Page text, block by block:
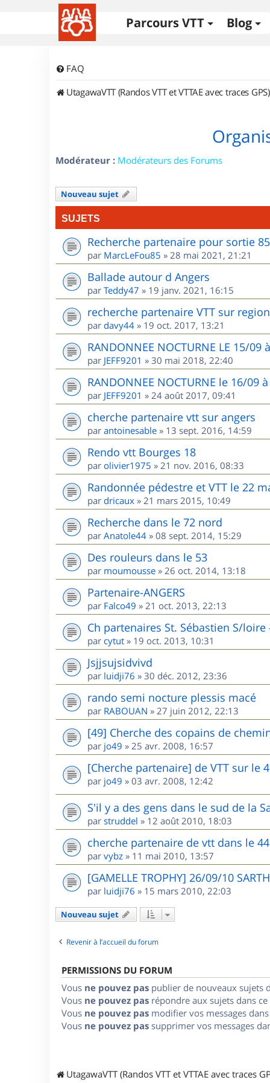
Parcours VTT Blog
FAQ
UtagawaVTT (Randos VTT et VTTAE avec traces GPS)
Modérateur : Modérateurs des Forums
Nouveau sujet
SUJETS
Recherche partenaire pour sortie
par MarcLeFou85 » 28 mai 2021, 21:21
Ballade autour d Angers
par Teddy47 » 19 janv. 2021, 16:15
recherche partenaire VTT sur
par davy44 » 19 oct. 2017, 13:21
RANDONNEE NOCTURNE LE 15/09
par JEFF9201 » 30 mai 2018, 22:40
RANDONNEE NOCTURNE le 16/09
par JEFF9201 » 24 août 2017, 09:41
cherche partenaire vtt sur angers
par antoinesable » 13 sept. 2016, 14:59
Rendo vtt Bourges 18
par olivier1975 » 21 nov. 2016, 08:33
Randonnée pédestre et VTT le 22
par dricaux » 21 mars 2015, 10:49
Recherche dans le 72 nord
par Anatole44 » 08 sept. 2014, 15:29
Des rouleurs dans le 53
par moumousse » 26 oct. 2014, 13:18
Partenaire-ANGERS
par Falco49 » 21 oct. 2013, 22:13
Ch partenaires St. Sébastien S/loire
par cytut » 19 oct. 2013, 10:31
Jsjjsujsidvivd
par luidji76 » 30 déc. 2012, 23:36
rando semi nocture plessis macé
par RABOUAN » 27 juin 2012, 22:13
[49] Cherche des copains de
par jo49 » 25 avr. 2008, 16:57
[Cherche partenaire] de VTT sur le
par jo49 » 03 avr. 2008, 12:42
S'il y a des gens dans le sud de la
par struddel » 12 août 2010, 18:03
cherche partenaire de vtt dans le 44
par vybz » 11 mai 2010, 13:57
[GAMELLE TROPHY] 26/09/10
par luidji76 » 15 mars 2010, 22:03
Nouveau sujet
Revenir à l’accueil du forum
PERMISSIONS DU FORUM
Vous ne pouvez pas publier de nouveaux sujets
Vous ne pouvez pas répondre aux sujets dans
Vous ne pouvez pas modifier vos messages
Vous ne pouvez pas supprimer vos messages
UtagawaVTT (Randos VTT et VTTAE avec traces